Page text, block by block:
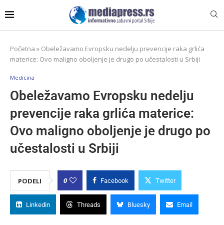
Početna » Obeležavamo Evropsku nedelju prevencije raka grlića
materice: Ovo maligno oboljenje je drugo po učestalosti u Srbiji
Medicina
Obeležavamo Evropsku nedelju
prevencije raka grlića materice:
Ovo maligno oboljenje je drugo po
učestalosti u Srbiji
PODELI 0 Facebook Twitter
Linkedin Threads Bluesky Email